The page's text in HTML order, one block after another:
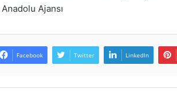
Anadolu Ajansı
Facebook Twitter LinkedIn